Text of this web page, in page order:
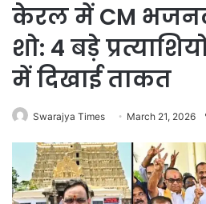
केरल में CM
शो: 4 बड़े
में दिखाई ताकत
Swarajya Times March 21, 2026